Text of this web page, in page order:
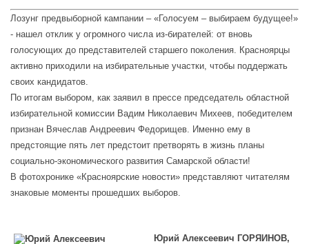
Лозунг предвыборной кампании – «Голосуем – выбираем будущее!»
- нашел отклик у огромного числа из-бирателей: от вновь
голосующих до представителей старшего поколения. Красноярцы
активно приходили на избирательные участки, чтобы поддержать
своих кандидатов.
По итогам выбором, как заявил в прессе председатель областной
избирательной комиссии Вадим Николаевич Михеев, победителем
признан Вячеслав Андреевич Федорищев. Именно ему в
предстоящие пять лет предстоит претворять в жизнь планы
социально-экономического развития Самарской области!
В фотохронике «Красноярские новости» представляют читателям
знаковые моменты прошедших выборов.
Юрий Алексеевич ГОРЯИНОВ,